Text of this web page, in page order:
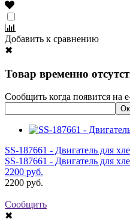
Добавить к сравнению
✖
Товар временно
Сообщить когда появится на
SS-187661 - Двигатель для
SS-187661 - Двигатель для
2200 руб.
2200 руб.
Сообщить
✖